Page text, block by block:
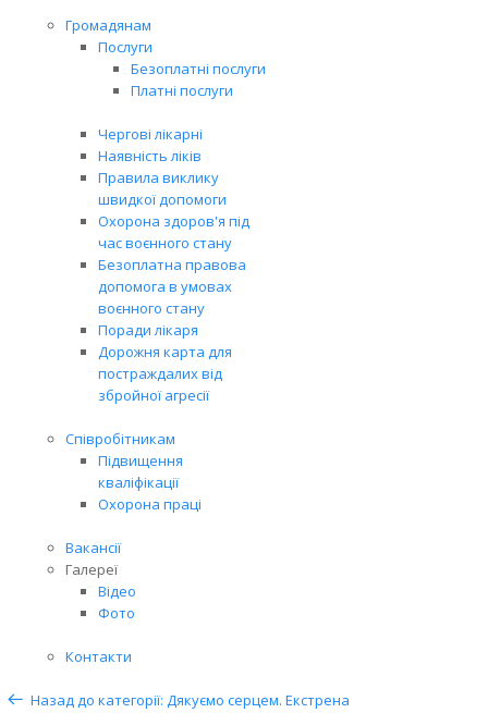
Громадянам
Послуги
Безоплатні послуги
Платні послуги
Чергові лікарні
Наявність ліків
Правила виклику
швидкої допомоги
Охорона здоров'я під
час воєнного стану
Безоплатна правова
допомога в умовах
воєнного стану
Поради лікаря
Дорожня карта для
постраждалих від
збройної агресії
Співробітникам
Підвищення
кваліфікації
Охорона праці
Вакансії
Галереї
Відео
Фото
Контакти
Назад до категорії: Дякуємо серцем. Екстрена